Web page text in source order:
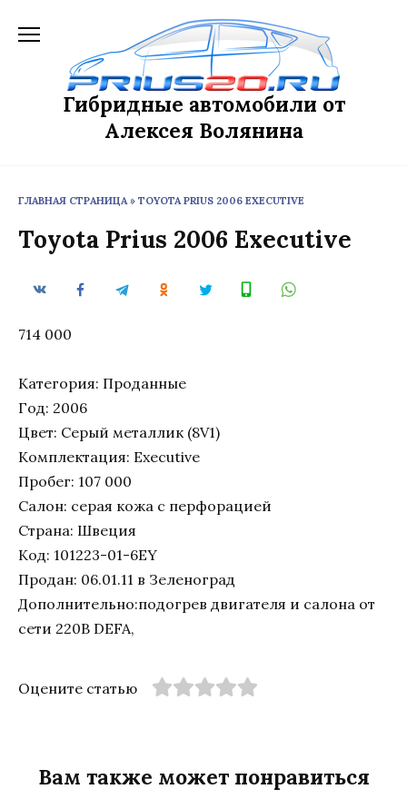
содержанию
Гибридные автомобили от
Алексея Волянина
ГЛАВНАЯ СТРАНИЦА» TOYOTA PRIUS 2006 EXECUTIVE
Toyota Prius 2006 Executive
714 000
Категория: Проданные
Год: 2006
Цвет: Серый металлик (8V1)
Комплектация: Executive
Пробег: 107 000
Салон: серая кожа с перфорацией
Страна: Швеция
Код: 101223-01-6EY
Продан: 06.01.11 в Зеленоград
Дополнительно:подогрев двигателя и салона от
сети 220В DEFA,
Оцените статью
Вам также может понравиться